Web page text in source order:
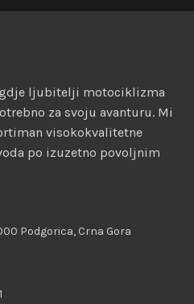
ljubitelji motociklizma
za svoju avanturu. Mi
visokokvalitetne
po izuzetno povoljnim
Podgorica, Crna Gora